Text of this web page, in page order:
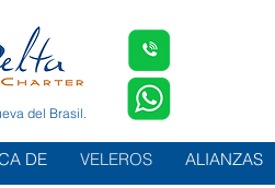
del Brasil.
DE VELEROS ALIANZAS